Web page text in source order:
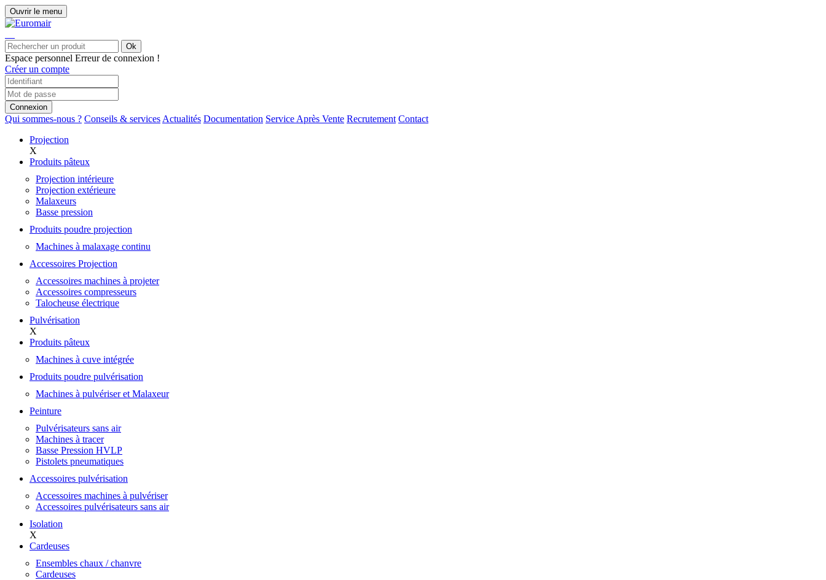
Ouvrir le menu
Ok
Espace personnel Erreur de connexion !
Créer un compte
Connexion
Qui sommes-nous ? Conseils & services Actualités Documentation Service Après Vente Recrutement Contact
Projection
X
Produits pâteux
Projection intérieure
Projection extérieure
Malaxeurs
Basse pression
Produits poudre projection
Machines à malaxage continu
Accessoires Projection
Accessoires machines à projeter
Accessoires compresseurs
Talocheuse électrique
Pulvérisation
X
Produits pâteux
Machines à cuve intégrée
Produits poudre pulvérisation
Machines à pulvériser et Malaxeur
Peinture
Pulvérisateurs sans air
Machines à tracer
Basse Pression HVLP
Pistolets pneumatiques
Accessoires pulvérisation
Accessoires machines à pulvériser
Accessoires pulvérisateurs sans air
Isolation
X
Cardeuses
Ensembles chaux / chanvre
Cardeuses